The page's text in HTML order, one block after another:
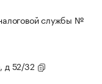
службы №
д 52/32